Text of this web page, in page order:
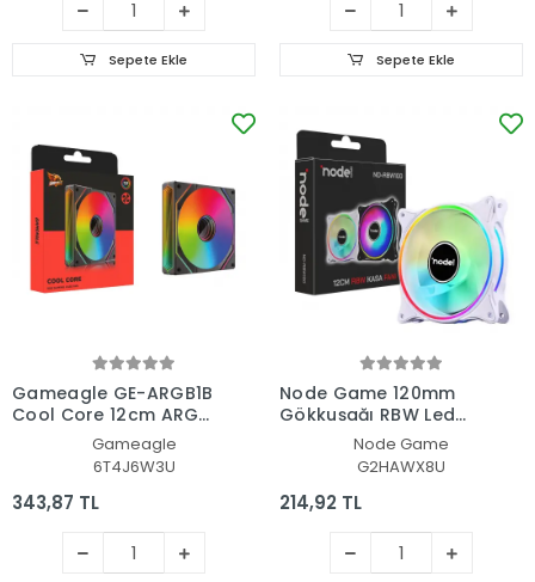
Sepete Ekle Sepete Ekle
Gameagle GE-ARGB1B
Cool Core 12cm ARGB
Led Fan - Performans
Seri Sessiz Kasa Fanı
Gameagle
6T4J6W3U
343,87 TL
Node Game 120mm
Gökkuşağı RBW Led
Fan - Performans Seri
Sessiz Kasa Egzoz Fanı
Node Game
G2HAWX8U
214,92 TL